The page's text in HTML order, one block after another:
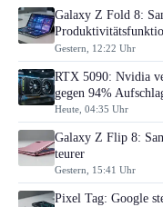
Galaxy Z Fold 8:
Gestern, 12:22 Uhr
RTX 5090: Nvidia
gegen 94%
Heute, 04:35 Uhr
Galaxy Z Flip 8:
teurer
Gestern, 15:41 Uhr
Pixel Tag: Google